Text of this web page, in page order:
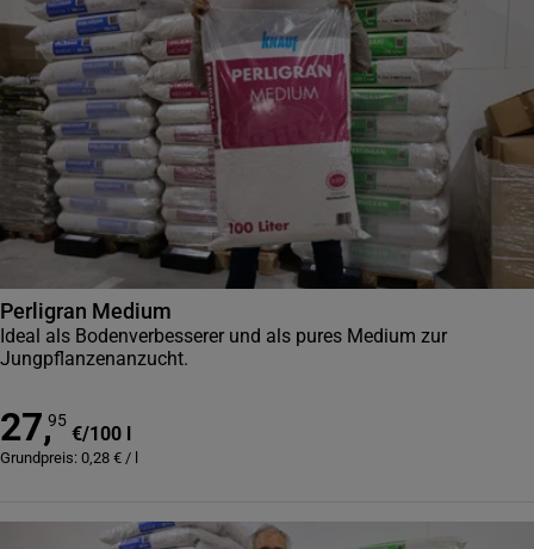
Perligran Medium
Ideal als Bodenverbesserer und als pures Medium zur
Jungpflanzenanzucht.
27,95
€/100 l
Grundpreis: 0,28 € / l